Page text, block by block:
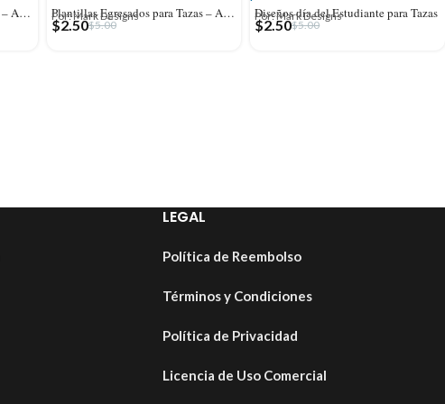
Diseños para Graduación Tazas – Año editable Plantillas Egresados para Tazas – Año editables
Por: Mark Designs
$5.00
$2.50
Diseños día del Estudiante para Tazas
Por: Mark Designs
$5.00
$2.50
LEGAL
Política de Reembolso
Términos y Condiciones
Política de Privacidad
Licencia de Uso Comercial